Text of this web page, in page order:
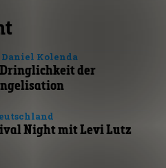
Kolenda
der
Night mit Levi Lutz